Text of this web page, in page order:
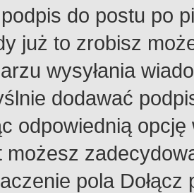
do postu po
już to zrobisz
wysyłania
dodawać
odpowiednią
możesz
pola